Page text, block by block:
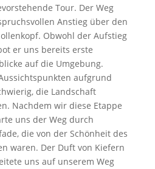
Tour. Der Weg
Anstieg über den
Obwohl der Aufstieg
er uns bereits erste
auf die Umgebung.
aufgrund
die Landschaft
Nachdem wir diese Etappe
uns der Weg durch
die von der Schönheit des
waren. Der Duft von Kiefern
uns auf unserem Weg